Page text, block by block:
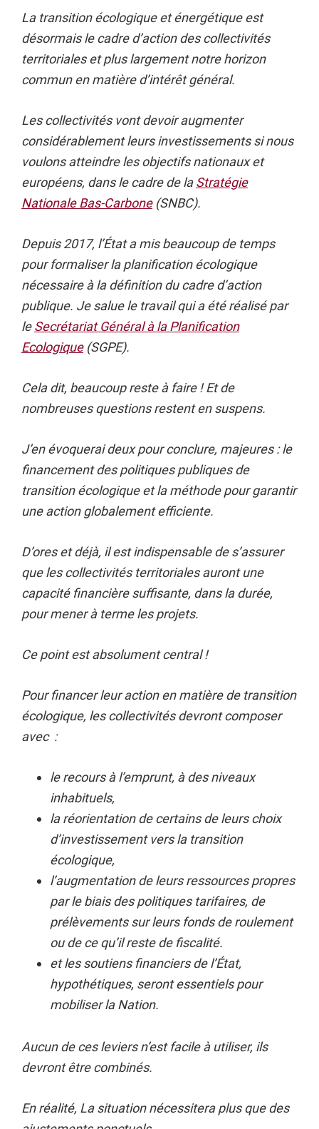
La transition écologique et énergétique est
désormais le cadre d’action des collectivités
territoriales et plus largement notre horizon
commun en matière d’intérêt général.
Les collectivités vont devoir augmenter
considérablement leurs investissements si nous
voulons atteindre les objectifs nationaux et
européens, dans le cadre de laStratégie
Nationale Bas-Carbone(SNBC).
Depuis 2017, l’État a mis beaucoup de temps
pour formaliser la planification écologique
nécessaire à la définition du cadre d’action
publique. Je salue le travail qui a été réalisé par
leSecrétariat Général à la Planification
Ecologique(SGPE).
Cela dit, beaucoup reste à faire ! Et de
nombreuses questions restent en suspens.
J’en évoquerai deux pour conclure, majeures : le
financement des politiques publiques de
transition écologique et la méthode pour garantir
une action globalement efficiente.
D’ores et déjà, il est indispensable de s’assurer
que les collectivités territoriales auront une
capacité financière suffisante, dans la durée,
pour mener à terme les projets.
Ce point est absolument central !
Pour financer leur action en matière de transition
écologique, les collectivités devront composer
avec :
le recours à l’emprunt, à des niveaux
inhabituels,
la réorientation de certains de leurs choix
d’investissement vers la transition
écologique,
l’augmentation de leurs ressources propres
par le biais des politiques tarifaires, de
prélèvements sur leurs fonds de roulement
ou de ce qu’il reste de fiscalité.
et les soutiens financiers de l’État,
hypothétiques, seront essentiels pour
mobiliser la Nation.
Aucun de ces leviers n’est facile à utiliser, ils
devront être combinés.
En réalité, La situation nécessitera plus que des